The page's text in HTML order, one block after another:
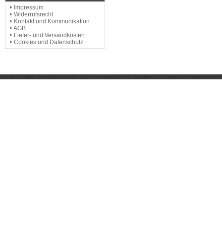
Impressum
Widerrufsrecht
Kontakt und Kommunikation
AGB
Liefer- und Versandkosten
Cookies und Datenschutz